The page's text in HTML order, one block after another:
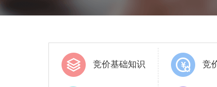
竞价基础知识 竞